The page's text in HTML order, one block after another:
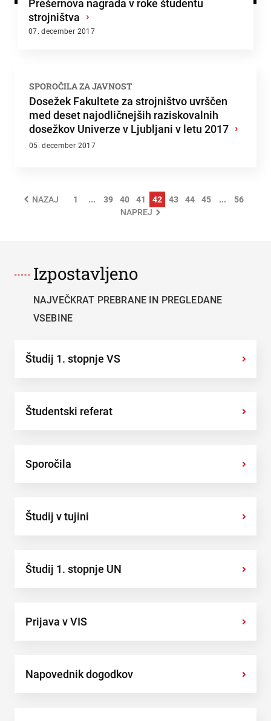
Prešernova nagrada v roke študentu
strojništva ›
07. december 2017
SPOROČILA ZA JAVNOST
Dosežek Fakultete za strojništvo uvrščen
med deset najodličnejših raziskovalnih
dosežkov Univerze v Ljubljani v letu 2017 ›
05. december 2017
NAZAJ 1 ... 39 40 41 42 43 44 45 ...
56
NAPREJ
Izpostavljeno
NAJVEČKRAT PREBRANE IN PREGLEDANE
VSEBINE
Študij 1. stopnje VS ›
Študentski referat ›
Sporočila ›
Študij v tujini ›
Študij 1. stopnje UN ›
Prijava v VIS ›
Napovednik dogodkov ›